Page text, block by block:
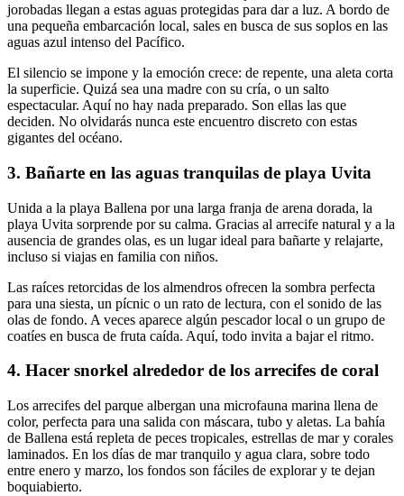
jorobadas llegan a estas aguas protegidas para dar a luz. A bordo de
una pequeña embarcación local, sales en busca de sus soplos en las
aguas azul intenso del Pacífico.
El silencio se impone y la emoción crece: de repente, una aleta corta
la superficie. Quizá sea una madre con su cría, o un salto
espectacular. Aquí no hay nada preparado. Son ellas las que
deciden. No olvidarás nunca este encuentro discreto con estas
gigantes del océano.
3. Bañarte en las aguas tranquilas de playa Uvita
Unida a la playa Ballena por una larga franja de arena dorada, la
playa Uvita sorprende por su calma. Gracias al arrecife natural y a la
ausencia de grandes olas, es un lugar ideal para bañarte y relajarte,
incluso si viajas en familia con niños.
Las raíces retorcidas de los almendros ofrecen la sombra perfecta
para una siesta, un pícnic o un rato de lectura, con el sonido de las
olas de fondo. A veces aparece algún pescador local o un grupo de
coatíes en busca de fruta caída. Aquí, todo invita a bajar el ritmo.
4. Hacer snorkel alrededor de los arrecifes de coral
Los arrecifes del parque albergan una microfauna marina llena de
color, perfecta para una salida con máscara, tubo y aletas. La bahía
de Ballena está repleta de peces tropicales, estrellas de mar y corales
laminados. En los días de mar tranquilo y agua clara, sobre todo
entre enero y marzo, los fondos son fáciles de explorar y te dejan
boquiabierto.